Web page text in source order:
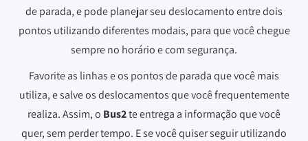
de parada, e pode planejar seu deslocamento entre dois
pontos utilizando diferentes modais, para que você chegue
sempre no horário e com segurança.
Favorite as linhas e os pontos de parada que você mais
utiliza, e salve os deslocamentos que você frequentemente
realiza. Assim, o Bus2te entrega a informação que você
quer, sem perder tempo. E se você quiser seguir utilizando